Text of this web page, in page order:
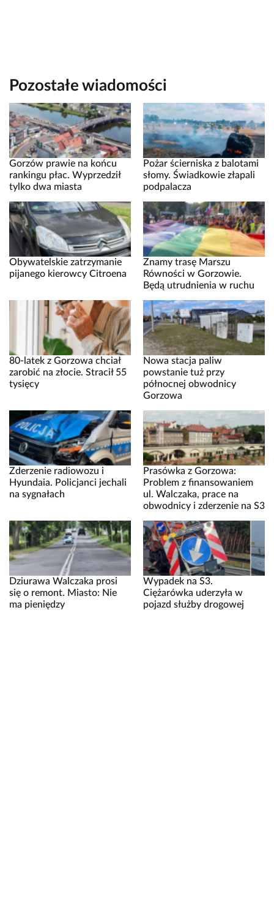
Pozostałe wiadomości
Gorzów prawie na końcu
rankingu płac. Wyprzedził
tylko dwa miasta
Pożar ścierniska z balotami
słomy. Świadkowie złapali
podpalacza
Obywatelskie zatrzymanie
pijanego kierowcy Citroena
Znamy trasę Marszu
Równości w Gorzowie.
Będą utrudnienia w ruchu
80-latek z Gorzowa chciał
zarobić na złocie. Stracił 55
tysięcy
Nowa stacja paliw
powstanie tuż przy
północnej obwodnicy
Gorzowa
Zderzenie radiowozu i
Hyundaia. Policjanci jechali
na sygnałach
Prasówka z Gorzowa:
Problem z finansowaniem
ul. Walczaka, prace na
obwodnicy i zderzenie na S3
Dziurawa Walczaka prosi
się o remont. Miasto: Nie
ma pieniędzy
Wypadek na S3.
Ciężarówka uderzyła w
pojazd służby drogowej